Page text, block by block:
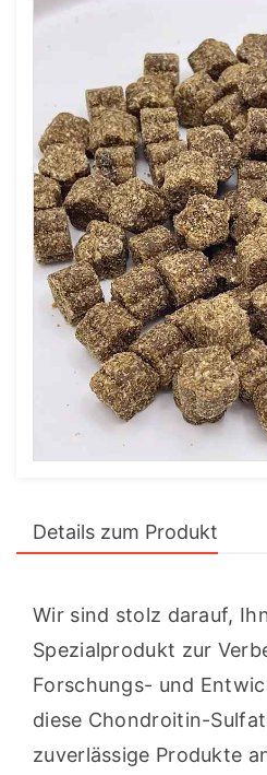
Details zum Produkt
Wir sind stolz darauf,
Spezialprodukt zur
Forschungs- und
diese Chondroitin-
zuverlässige Produkte